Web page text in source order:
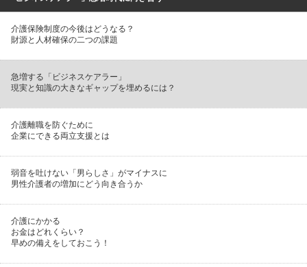
介護保険制度の今後はどうなる？
財源と人材確保の二つの課題
急増する「ビジネスケアラー」
現実と知識の大きなギャップを埋めるには？
介護離職を防ぐために
企業にできる両立支援とは
弱音を吐けない「男らしさ」がマイナスに
男性介護者の増加にどう向き合うか
介護にかかる
お金はどれくらい？
早めの備えをしておこう！